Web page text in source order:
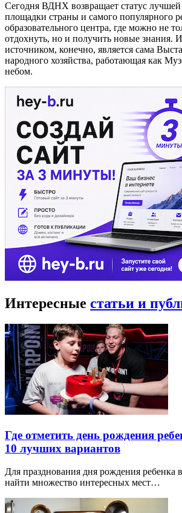
Сегодня ВДНХ возвращает статус
площадки страны и самого популярного
образовательного центра, где можно не
отдохнуть, но и получить новые знания.
источником, конечно, является сама
народного хозяйства, работающая как
небом.
Интересные статьи и
Где отметить день рождения
10 лучших вариантов
Для празднования дня рождения
найти множество интересных мест…